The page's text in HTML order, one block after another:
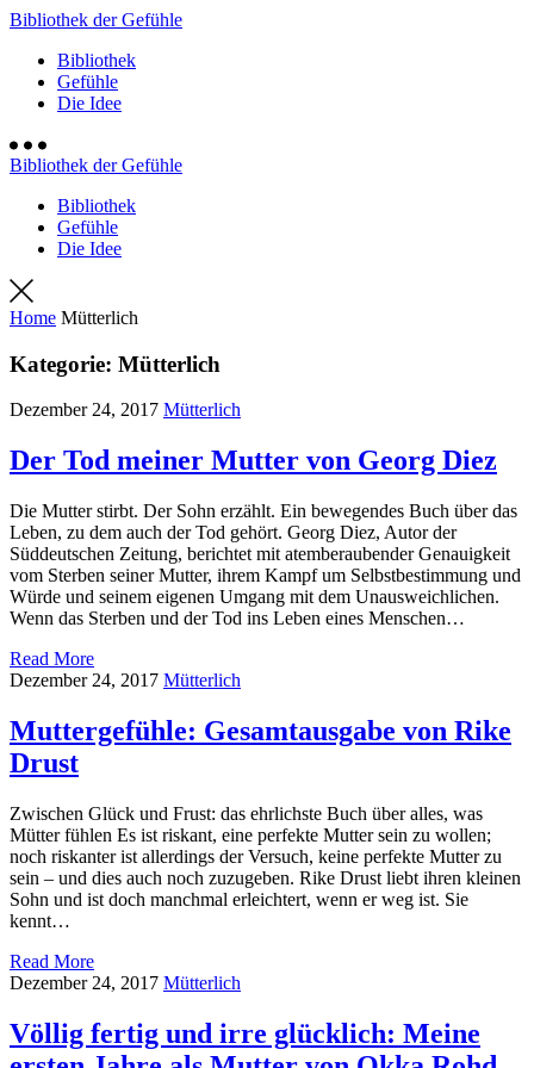
Bibliothek der Gefühle
Bibliothek
Gefühle
Die Idee
Bibliothek der Gefühle
Bibliothek
Gefühle
Die Idee
Home Mütterlich
Kategorie: Mütterlich
Dezember 24, 2017 Mütterlich
Der Tod meiner Mutter von Georg Diez
Die Mutter stirbt. Der Sohn erzählt. Ein bewegendes Buch über das
Leben, zu dem auch der Tod gehört. Georg Diez, Autor der
Süddeutschen Zeitung, berichtet mit atemberaubender Genauigkeit
vom Sterben seiner Mutter, ihrem Kampf um Selbstbestimmung und
Würde und seinem eigenen Umgang mit dem Unausweichlichen.
Wenn das Sterben und der Tod ins Leben eines Menschen…
Read More
Dezember 24, 2017 Mütterlich
Muttergefühle: Gesamtausgabe von Rike
Drust
Zwischen Glück und Frust: das ehrlichste Buch über alles, was
Mütter fühlen Es ist riskant, eine perfekte Mutter sein zu wollen;
noch riskanter ist allerdings der Versuch, keine perfekte Mutter zu
sein – und dies auch noch zuzugeben. Rike Drust liebt ihren kleinen
Sohn und ist doch manchmal erleichtert, wenn er weg ist. Sie
kennt…
Read More
Dezember 24, 2017 Mütterlich
Völlig fertig und irre glücklich: Meine